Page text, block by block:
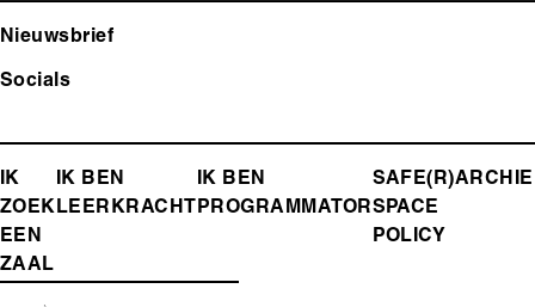
Nieuwsbrief
Socials
FOOTER-
MENU
IK
ZOEK
EEN
ZAAL
IK BEN
LEERKRACHT
IK BEN
PROGRAMMATOR
SAFE(R)
SPACE
POLICY